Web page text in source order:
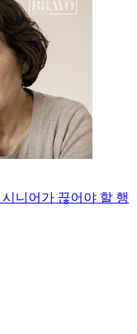
니어가 끊어야 할 행